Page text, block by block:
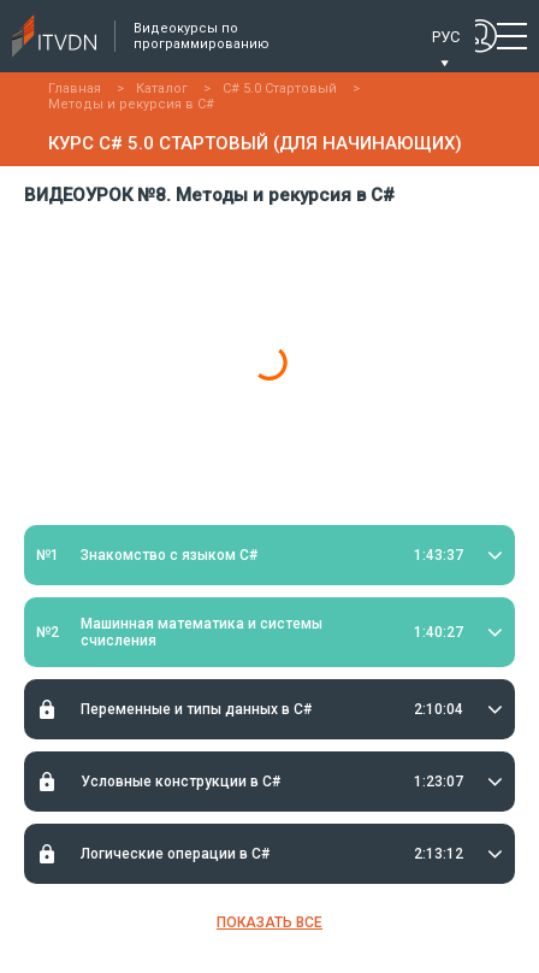
Видеокурсы по
программированию
РУС
Главная > Каталог > C# 5.0 Стартовый
>
Методы и рекурсия в C#
КУРС C# 5.0 СТАРТОВЫЙ (ДЛЯ НАЧИНАЮЩИХ)
ВИДЕОУРОК №8. Методы и рекурсия в C#
№1 Знакомство с языком C# 1:43:37
№2
Машинная математика и системы
счисления
1:40:27
Переменные и типы данных в C# 2:10:04
Условные конструкции в C# 1:23:07
Логические операции в C# 2:13:12
ПОКАЗАТЬ ВСЕ